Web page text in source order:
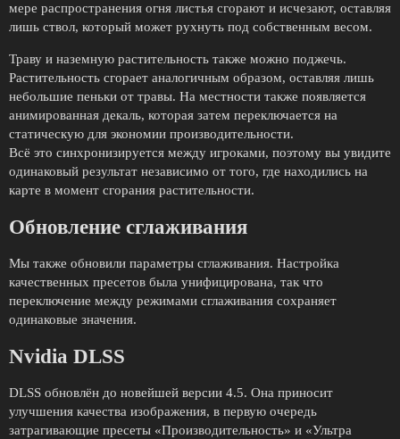
мере распространения огня листья сгорают и исчезают, оставляя
лишь ствол, который может рухнуть под собственным весом.
Траву и наземную растительность также можно поджечь.
Растительность сгорает аналогичным образом, оставляя лишь
небольшие пеньки от травы. На местности также появляется
анимированная декаль, которая затем переключается на
статическую для экономии производительности.
Всё это синхронизируется между игроками, поэтому вы увидите
одинаковый результат независимо от того, где находились на
карте в момент сгорания растительности.
Обновление сглаживания
Мы также обновили параметры сглаживания. Настройка
качественных пресетов была унифицирована, так что
переключение между режимами сглаживания сохраняет
одинаковые значения.
Nvidia DLSS
DLSS обновлён до новейшей версии 4.5. Она приносит
улучшения качества изображения, в первую очередь
затрагивающие пресеты «Производительность» и «Ультра